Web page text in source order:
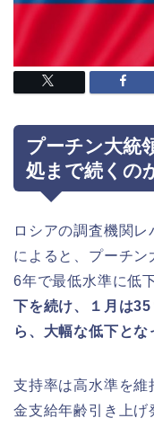
プーチン大統
処まで続くの
ロシアの調査機関
によると、プーチ
6年で最低水準に低
下を続け、１月は
ら、大幅な低下とな
支持率は高水準を
金支給年齢引き上げ